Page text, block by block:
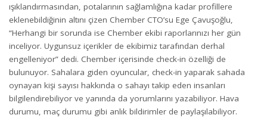
ışıklandırmasından, potalarının sağlamlığına kadar profillere
eklenebildiğinin altını çizen Chember CTO’su Ege Çavuşoğlu,
“Herhangi bir sorunda ise Chember ekibi raporlarınızı her gün
inceliyor. Uygunsuz içerikler de ekibimiz tarafından derhal
engelleniyor” dedi. Chember içerisinde check-in özelliği de
bulunuyor. Sahalara giden oyuncular, check-in yaparak sahada
oynayan kişi sayısı hakkında o sahayı takip eden insanları
bilgilendirebiliyor ve yanında da yorumlarını yazabiliyor. Hava
durumu, maç durumu gibi anlık bildirimler de paylaşılabiliyor.